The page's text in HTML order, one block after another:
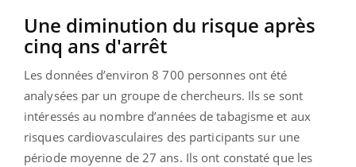
Une diminution du risque après
cinq ans d'arrêt
Les données d’environ 8 700 personnes ont été
analysées par un groupe de chercheurs. Ils se sont
intéressés au nombre d’années de tabagisme et aux
risques cardiovasculaires des participants sur une
période moyenne de 27 ans. Ils ont constaté que les